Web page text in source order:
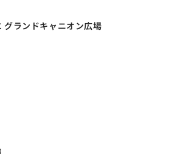
グランドキャニオン広場